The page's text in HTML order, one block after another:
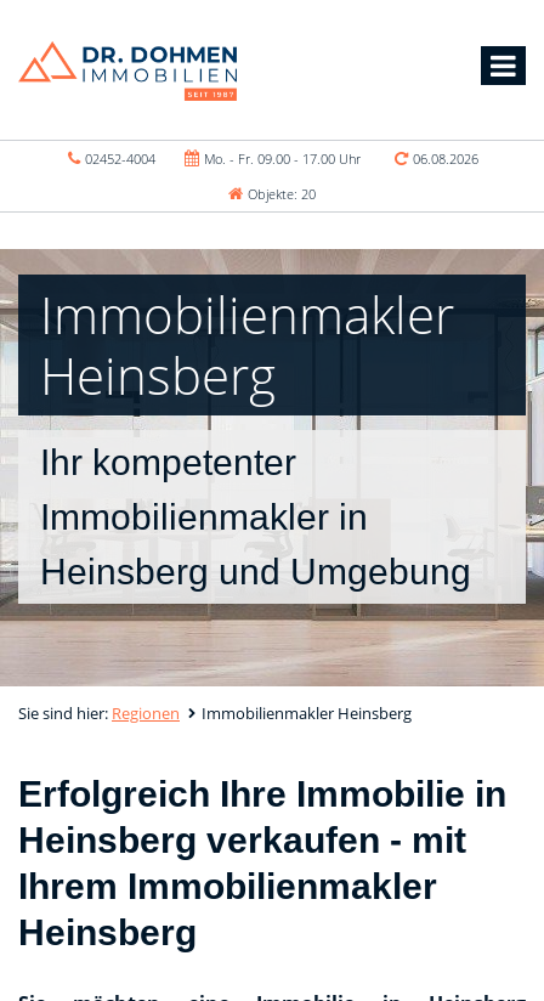
02452-4004 Mo. - Fr. 09.00 - 17.00 Uhr
06.08.2026
Objekte: 20
Immobilienmakler
Heinsberg
Ihr kompetenter
Immobilienmakler in
Heinsberg und Umgebung
Sie sind hier: Regionen Immobilienmakler Heinsberg
Erfolgreich Ihre Immobilie in
Heinsberg verkaufen - mit
Ihrem Immobilienmakler
Heinsberg